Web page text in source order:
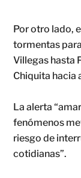
Por otro lado,
tormentas
Villegas hasta
Chiquita hacia
La alerta
fenómenos
riesgo de
cotidianas”.